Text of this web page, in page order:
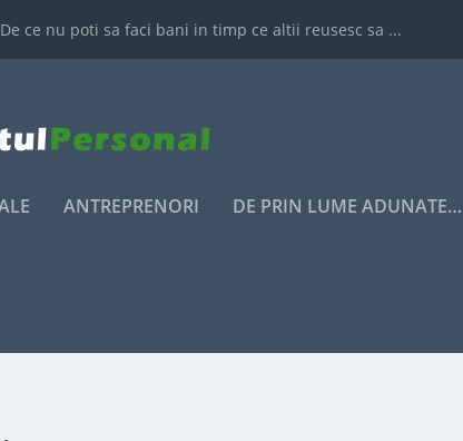
De ce nu poti sa faci bani in timp ce altii reusesc sa ...
ANTREPRENORI DE PRIN LUME ADUNATE…